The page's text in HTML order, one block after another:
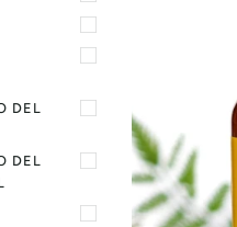
DEL
DEL
de diálogo de reseñas